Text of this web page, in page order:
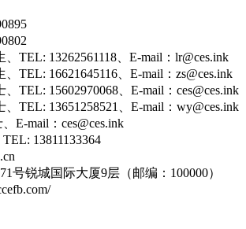
TEL: 13262561118、E-mail：lr@ces.ink
TEL: 16621645116、E-mail：zs@ces.ink
TEL: 15602970068、E-mail：ces@ces.ink
TEL: 13651258521、E-mail：wy@ces.ink
E-mail：ces@ces.ink
13811133364
号锐城国际大厦9层（邮编：100000）